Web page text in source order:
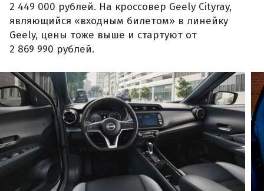
2 449 000 рублей. На кроссовер Geely Cityray,
являющийся «входным билетом» в линейку
Geely, цены тоже выше и стартуют от
2 869 990 рублей.